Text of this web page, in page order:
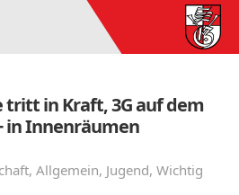
tritt in Kraft, 3G auf dem
in Innenräumen
, Allgemein, Jugend, Wichtig